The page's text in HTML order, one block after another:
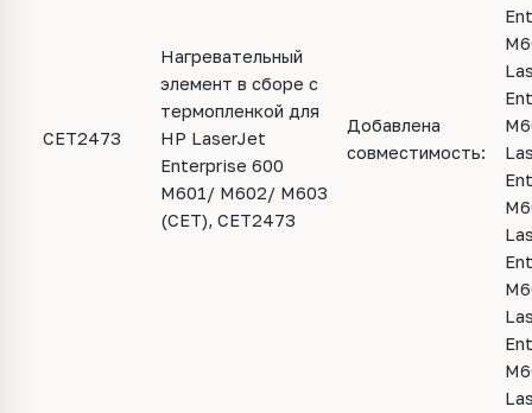
CET2473
Нагревательный
элемент в сборе с
термопленкой для
HP LaserJet
Enterprise 600
M601/ M602/ M603
(CET), CET2473
Добавлена
совместимость: